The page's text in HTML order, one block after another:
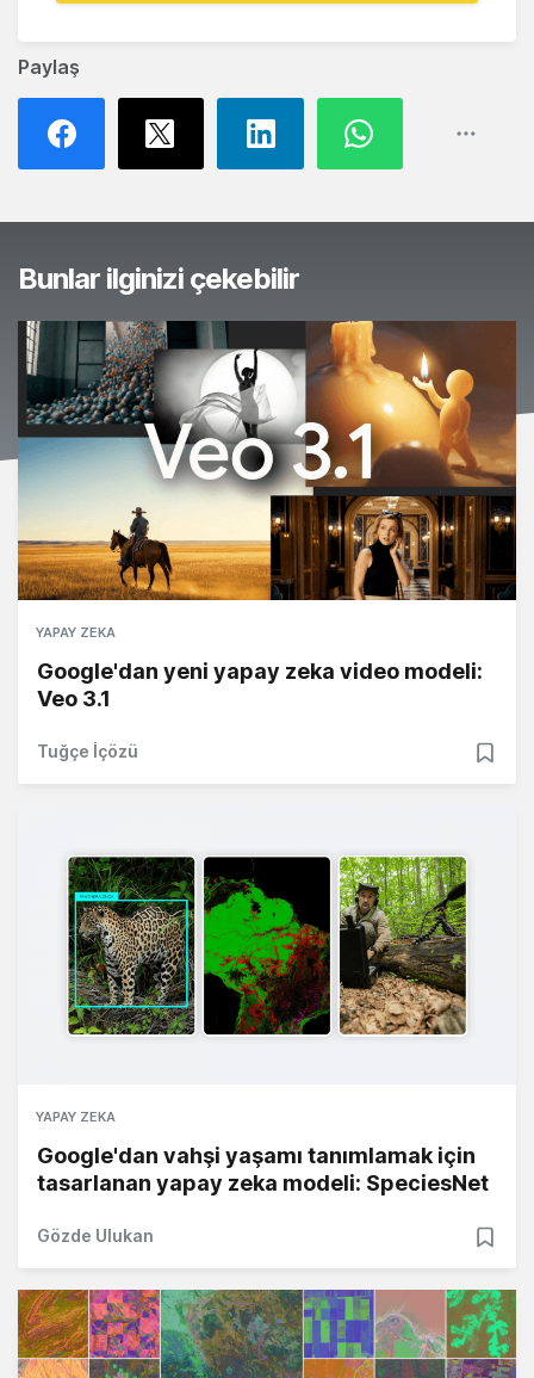
Paylaş
Bunlar ilginizi çekebilir
YAPAY ZEKA
Google'dan yeni yapay zeka video modeli:
Veo 3.1
Tuğçe İçözü
YAPAY ZEKA
Google'dan vahşi yaşamı tanımlamak için
tasarlanan yapay zeka modeli: SpeciesNet
Gözde Ulukan